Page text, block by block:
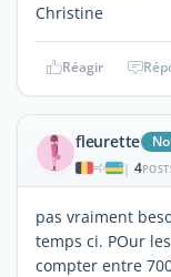
Christine
Réagir
fleurette
| 4
pas vraiment
temps ci. POur
compter entre